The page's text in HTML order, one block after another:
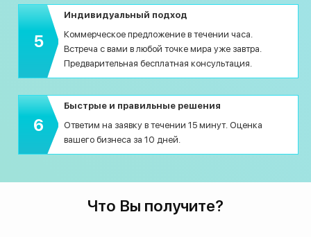
5
Индивидуальный подход
Коммерческое предложение в течении часа.
Встреча с вами в любой точке мира уже завтра.
Предварительная бесплатная консультация.
6
Быстрые и правильные решения
Ответим на заявку в течении 15 минут. Оценка
вашего бизнеса за 10 дней.
Что Вы получите?